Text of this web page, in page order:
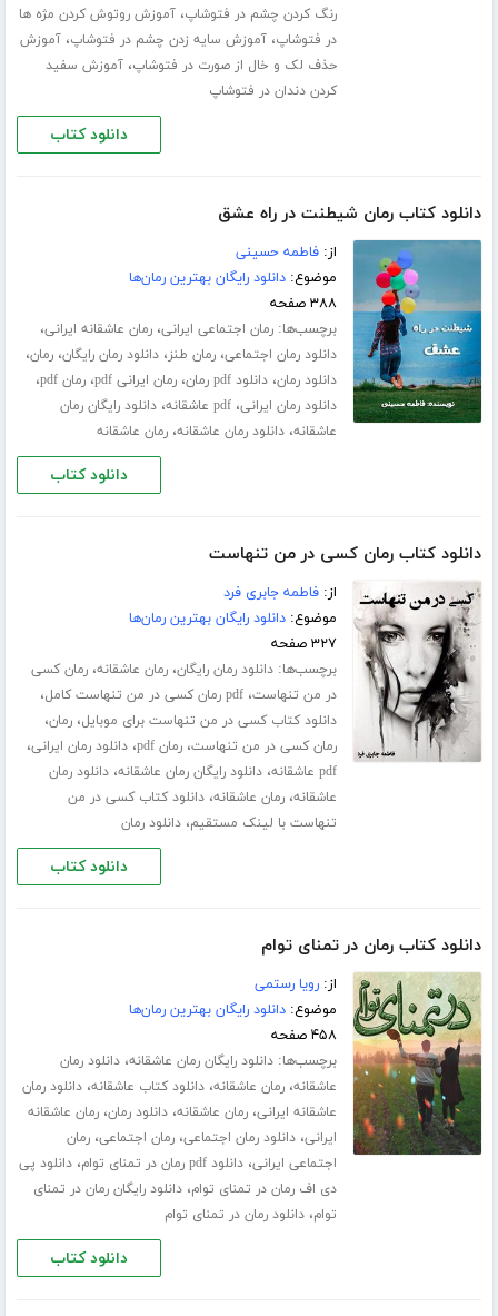
رنگ کردن چشم در فتوشاپ،آموزش روتوش کردن مژه ها
در فتوشاپ،آموزش سایه زدن چشم در فتوشاپ،آموزش
حذف لک و خال از صورت در فتوشاپ،آموزش سفید
کردن دندان در فتوشاپ
دانلود کتاب
دانلود کتاب رمان شیطنت در راه عشق
از:فاطمه حسینی
موضوع:دانلود رایگان بهترین رمان‌ها
۳۸۸ صفحه
برچسب‌ها:رمان اجتماعی ایرانی،رمان عاشقانه ایرانی،
دانلود رمان اجتماعی،رمان طنز،دانلود رمان رایگان،رمان،
دانلود رمان،دانلود pdf رمان ،رمان ایرانی pdf ،رمان pdf ،
دانلود رمان ایرانی،pdf عاشقانه ،دانلود رایگان رمان
عاشقانه،دانلود رمان عاشقانه،رمان عاشقانه
دانلود کتاب
دانلود کتاب رمان کسی در من تنهاست
از:فاطمه جابری فرد
موضوع:دانلود رایگان بهترین رمان‌ها
۳۲۷ صفحه
برچسب‌ها:دانلود رمان رایگان،رمان عاشقانه،رمان کسی
در من تنهاست،pdf رمان کسی در من تنهاست کامل ،
دانلود کتاب کسی در من تنهاست برای موبایل،رمان،
رمان کسی در من تنهاست،رمان pdf ،دانلود رمان ایرانی،
pdf عاشقانه ،دانلود رایگان رمان عاشقانه،دانلود رمان
عاشقانه،رمان عاشقانه،دانلود کتاب کسی در من
تنهاست با لینک مستقیم،دانلود رمان
دانلود کتاب
دانلود کتاب رمان در تمنای توام
از:رویا رستمی
موضوع:دانلود رایگان بهترین رمان‌ها
۴۵۸ صفحه
برچسب‌ها:دانلود رایگان رمان عاشقانه،دانلود رمان
عاشقانه،رمان عاشقانه،دانلود کتاب عاشقانه،دانلود رمان
عاشقانه ایرانی،رمان عاشقانه،دانلود رمان،رمان عاشقانه
ایرانی،دانلود رمان اجتماعی،رمان اجتماعی،رمان
اجتماعی ایرانی،دانلود pdf رمان در تمنای توام ،دانلود پی
دی اف رمان در تمنای توام،دانلود رایگان رمان در تمنای
توام،دانلود رمان در تمنای توام
دانلود کتاب